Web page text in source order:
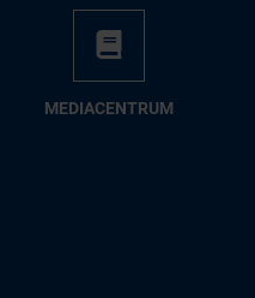
ME­DIA­CEN­TRUM